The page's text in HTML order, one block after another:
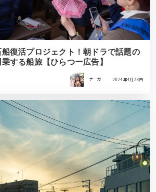
復活プロジェクト！朝ドラで話題の
する船旅【ひらつー広告】
ナーガ 2024年4月23日